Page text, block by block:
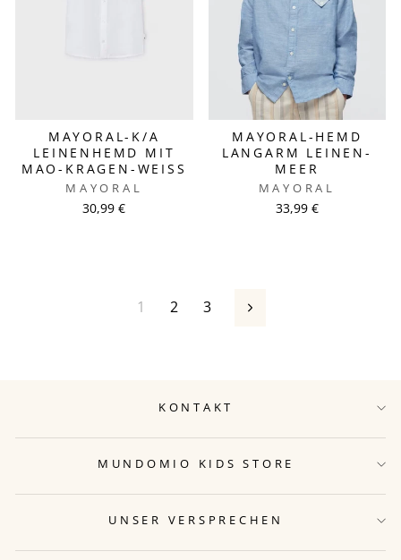
MAYORAL-K/A
LEINENHEMD MIT
MAO-KRAGEN-WEISS
MAYORAL
30,99 €
MAYORAL-HEMD
LANGARM LEINEN-
MEER
MAYORAL
33,99 €
1 2 3 Vorwärts
KONTAKT
MUNDOMIO KIDS STORE
UNSER VERSPRECHEN